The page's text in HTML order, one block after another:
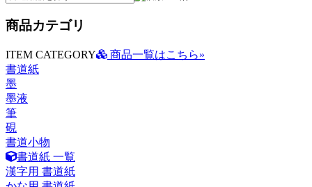
商品カテゴリ
ITEM CATEGORY
商品一覧はこちら»
書道紙
墨
墨液
筆
硯
書道小物
書道紙 一覧
漢字用 書道紙